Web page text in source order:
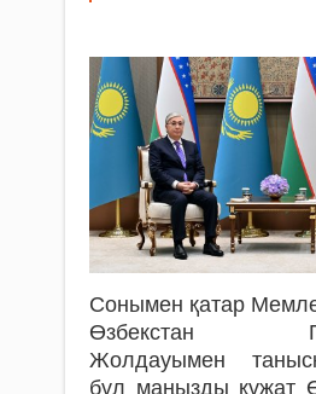
Сонымен қатар
Өзбекстан
Жолдауымен
бұл маңызды құжат